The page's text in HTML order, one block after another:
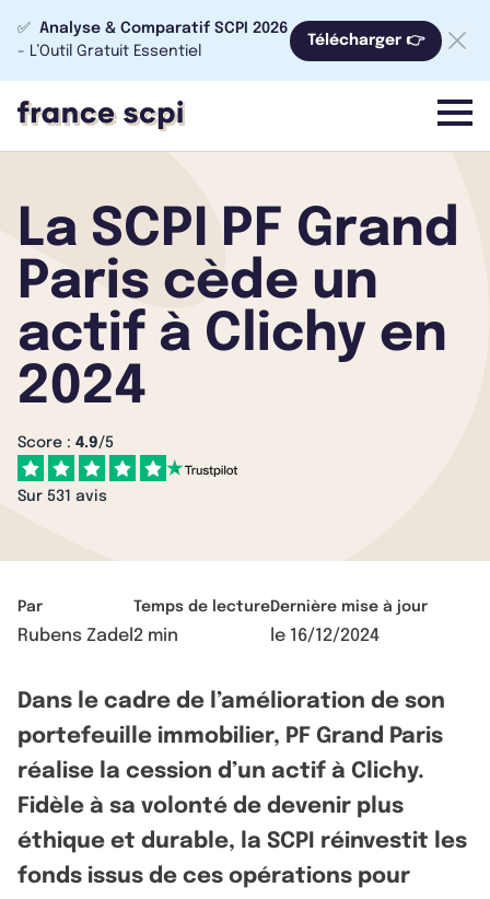
✅ Analyse & Comparatif SCPI 2026
- L’Outil Gratuit Essentiel
Télécharger 👉
menu
La SCPI PF Grand
Paris cède un
actif à Clichy en
2024
Score : 4.9/5
Sur 531 avis
Par
Rubens Zadel
Temps de lecture
2 min
Dernière mise à jour
le 16/12/2024
Dans le cadre de l’amélioration de son
portefeuille immobilier, PF Grand Paris
réalise la cession d’un actif à Clichy.
Fidèle à sa volonté de devenir plus
éthique et durable, la SCPI réinvestit les
fonds issus de ces opérations pour